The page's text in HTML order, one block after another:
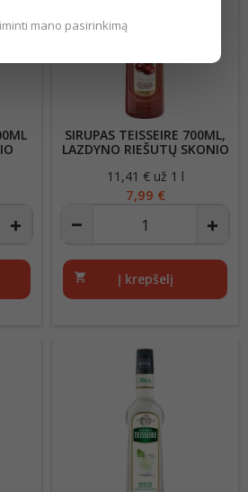
SIRUPAS TEISSEIRE 700ML,
LAZDYNO RIEŠUTŲ SKONIO
Kaina
11,41 € už 1 l
7,99 €
shopping_cart Į krepšelį
mano pasirinkimą